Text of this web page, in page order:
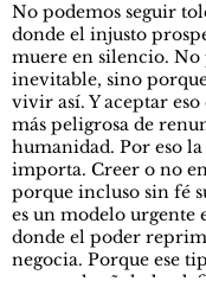
No podemos seguir
donde el injusto
muere en silencio. No
inevitable, sino
vivir así. Y aceptar
más peligrosa de
humanidad. Por eso la
importa. Creer o no
porque incluso sin fé
es un modelo urgente
donde el poder
negocia. Porque ese
acerca al señalado,